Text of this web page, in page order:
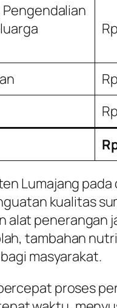
Lumajang
kualitas
alat penerangan
tambahan
masyarakat.
proses